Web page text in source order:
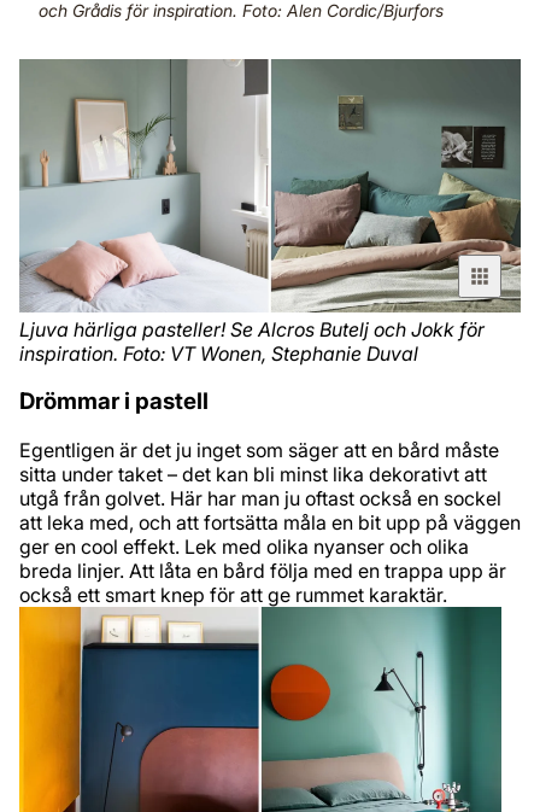
och Grådis för inspiration. Foto: Alen Cordic/Bjurfors
Ljuva härliga pasteller! Se Alcros Butelj och Jokk för
inspiration. Foto: VT Wonen, Stephanie Duval
Drömmar i pastell
Egentligen är det ju inget som säger att en bård måste
sitta under taket – det kan bli minst lika dekorativt att
utgå från golvet. Här har man ju oftast också en sockel
att leka med, och att fortsätta måla en bit upp på väggen
ger en cool effekt. Lek med olika nyanser och olika
breda linjer. Att låta en bård följa med en trappa upp är
också ett smart knep för att ge rummet karaktär.